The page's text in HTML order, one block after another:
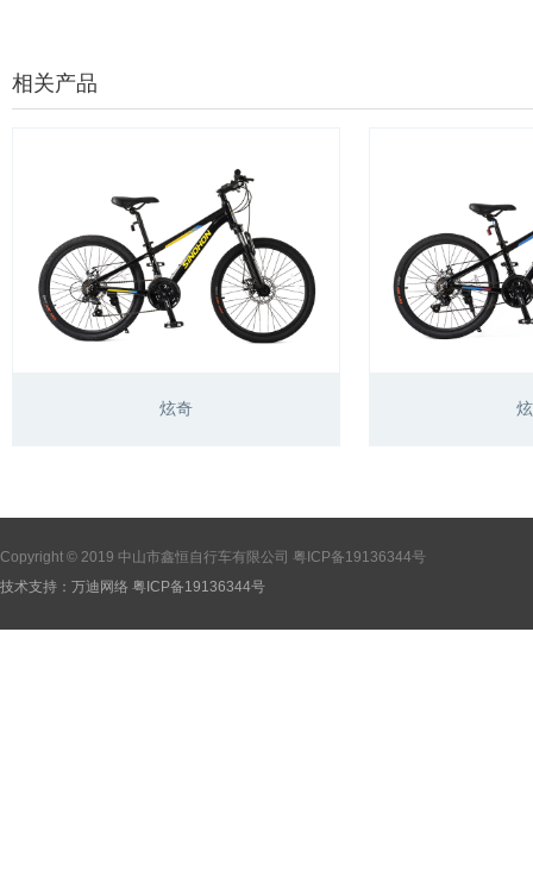
相关产品
炫奇
Copyright © 2019 中山市鑫恒自行车有限公司 粤ICP备19136344号
技术支持： 万迪网络 粤ICP备19136344号